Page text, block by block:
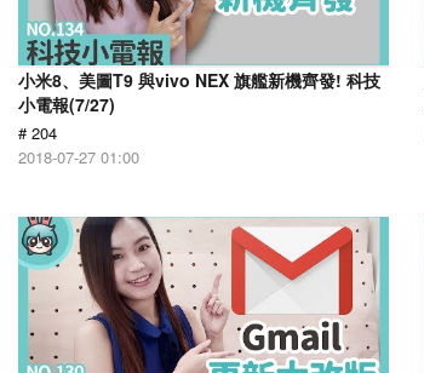
小米8、美圖T9 與vivo NEX 旗艦新機齊發! 科技
小電報(7/27)
# 204
2018-07-27 01:00